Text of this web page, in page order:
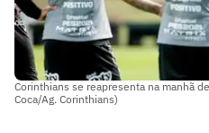
Corinthians se reapresenta na manhã
Coca/Ag. Corinthians)